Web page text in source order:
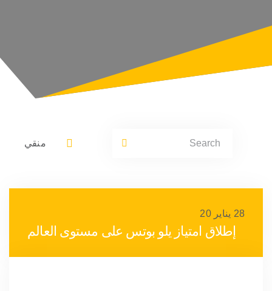
for:
منقي
28 يناير 20
إطلاق امتياز يلو بوتس على مستوى العالم